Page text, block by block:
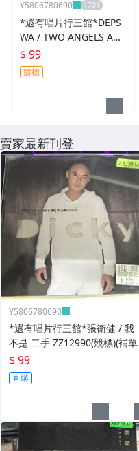
Y5806780690
*還有唱片行三館*DEPS
WA / TWO ANGELS AN
D A DREAM 全新 ZZ163
96(競標)
$ 99
競標
賣家最新刊登
Y5806780690
*還有唱片行三館*張衛健 / 我
不是 二手 ZZ12990(競標)(補單
$ 99
直購